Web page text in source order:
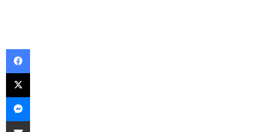
Facebook
X
Messenger
Podijeli putem E-maila